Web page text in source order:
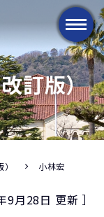
訂版）
小林宏
9月28日 更新 ］